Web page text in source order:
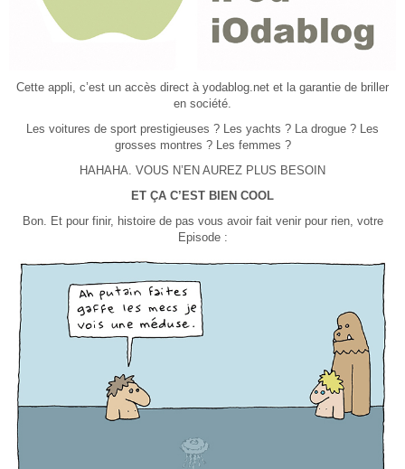
Cette appli, c’est un accès direct à yodablog.net et la garantie de briller
en société.
Les voitures de sport prestigieuses ? Les yachts ? La drogue ? Les
grosses montres ? Les femmes ?
HAHAHA. VOUS N’EN AUREZ PLUS BESOIN
ET ÇA C’EST BIEN COOL
Bon. Et pour finir, histoire de pas vous avoir fait venir pour rien, votre
Episode :